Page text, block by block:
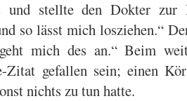
und stellte den Dokter
so lässt mich losziehen.“
mich des an.“ Beim
Zitat gefallen sein; einen
nichts zu tun hatte.